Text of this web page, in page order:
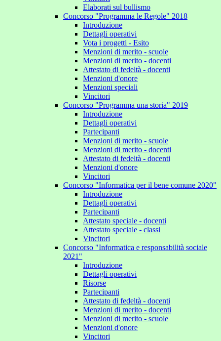
Elaborati sul bullismo
Concorso "Programma le Regole" 2018
Introduzione
Dettagli operativi
Vota i progetti - Esito
Menzioni di merito - scuole
Menzioni di merito - docenti
Attestato di fedeltà - docenti
Menzioni d'onore
Menzioni speciali
Vincitori
Concorso "Programma una storia" 2019
Introduzione
Dettagli operativi
Partecipanti
Menzioni di merito - scuole
Menzioni di merito - docenti
Attestato di fedeltà - docenti
Menzioni d'onore
Vincitori
Concorso "Informatica per il bene comune 2020"
Introduzione
Dettagli operativi
Partecipanti
Attestato speciale - docenti
Attestato speciale - classi
Vincitori
Concorso "Informatica e responsabilità sociale
2021"
Introduzione
Dettagli operativi
Risorse
Partecipanti
Attestato di fedeltà - docenti
Menzioni di merito - docenti
Menzioni di merito - scuole
Menzioni d'onore
Vincitori